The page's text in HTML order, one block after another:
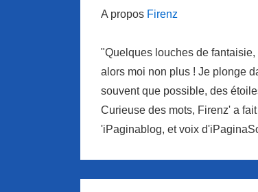
A propos Firenz
"Quelques louches de
alors moi non plus ! Je plonge
souvent que possible, des
Curieuse des mots, Firenz' a
'iPaginablog, et voix